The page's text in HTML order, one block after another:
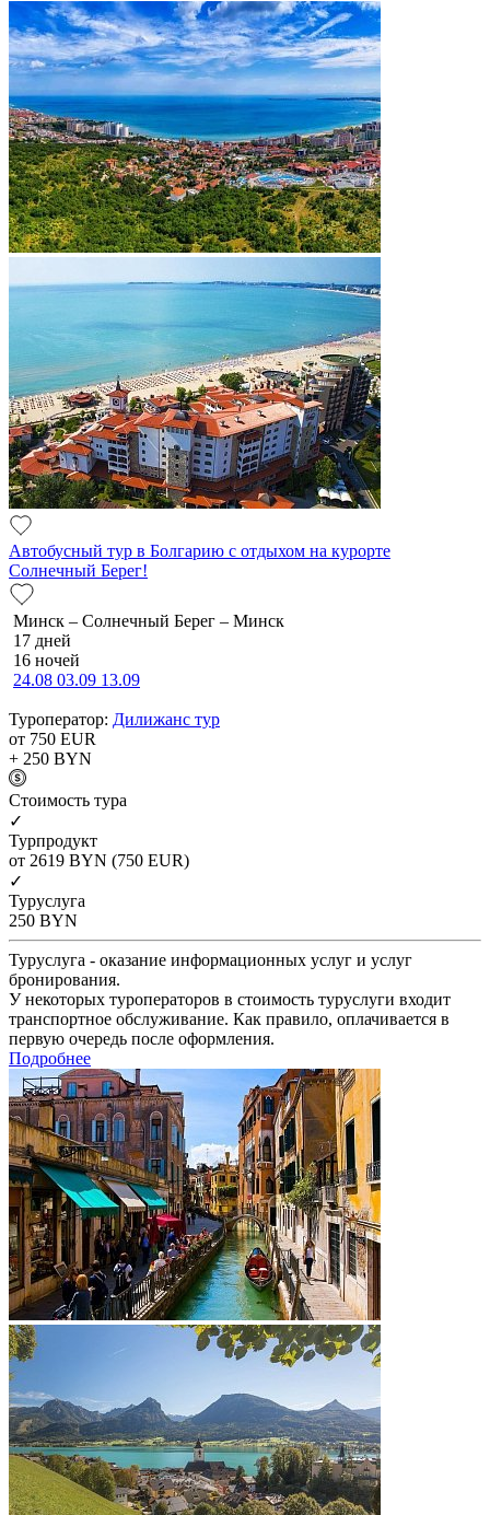
Автобусный тур в Болгарию с отдыхом на курорте
Солнечный Берег!
Минск – Солнечный Берег – Минск
17 дней
16 ночей
24.08 03.09 13.09
Туроператор: Дилижанс тур
от 750 EUR
+ 250 BYN
Cтоимость тура
✓
Турпродукт
от 2619 BYN (750 EUR)
✓
Туруслуга
250 BYN
Туруслуга - оказание информационных услуг и услуг
бронирования.
У некоторых туроператоров в стоимость туруслуги входит
транспортное обслуживание. Как правило, оплачивается в
первую очередь после оформления.
Подробнее